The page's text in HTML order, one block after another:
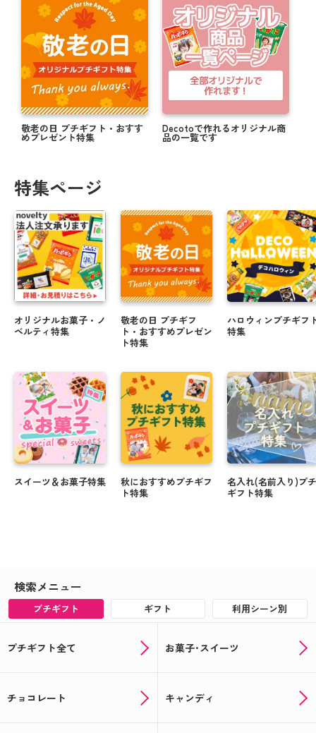
敬老の日 プチギフト・おすす
めプレゼント特集
Decotoで作れるオリジナル商
品の一覧です
特集ページ
オリジナルお菓子・ノ
ベルティ特集
スイーツ＆お菓子特集
敬老の日 プチギフ
ト・おすすめプレゼン
ト特集
秋におすすめプチギフ
ト特集
ハロウィンプチギフ
特集
名入れ(名前入り)プチ
ギフト特集
検索メニュー
プチギフト ギフト 利用シーン別
プチギフト全て お菓子･スイーツ
チョコレート キャンディ